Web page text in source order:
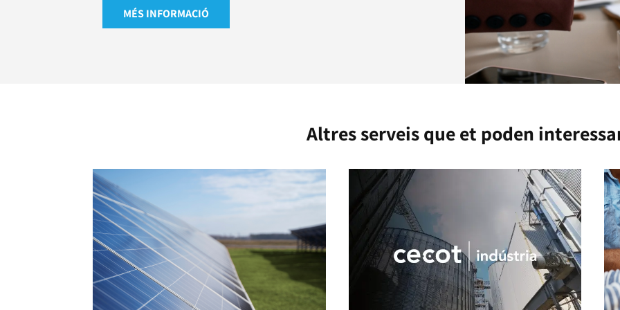
MÉS INFORMACIÓ
Altres serveis que et poden